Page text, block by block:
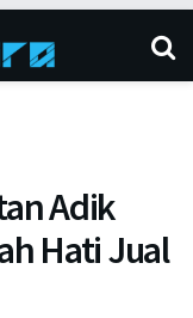
Adik
Hati Jual